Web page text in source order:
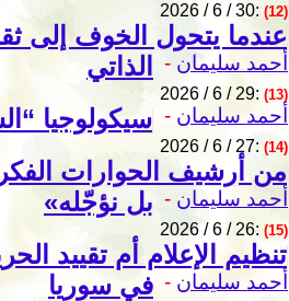
2026 / 6 / 30: (12)
عندما يتحول الخوف إلى
الذاتي
- أحمد سليمان
2026 / 6 / 29: (13)
سيكولوجيا - أحمد سليمان
2026 / 6 / 27: (14)
من أرشيف الحوارات
بل نؤجّله» - أحمد سليمان
2026 / 6 / 26: (15)
تنظيم الإعلام أم تقييد
في سوريا - أحمد سليمان